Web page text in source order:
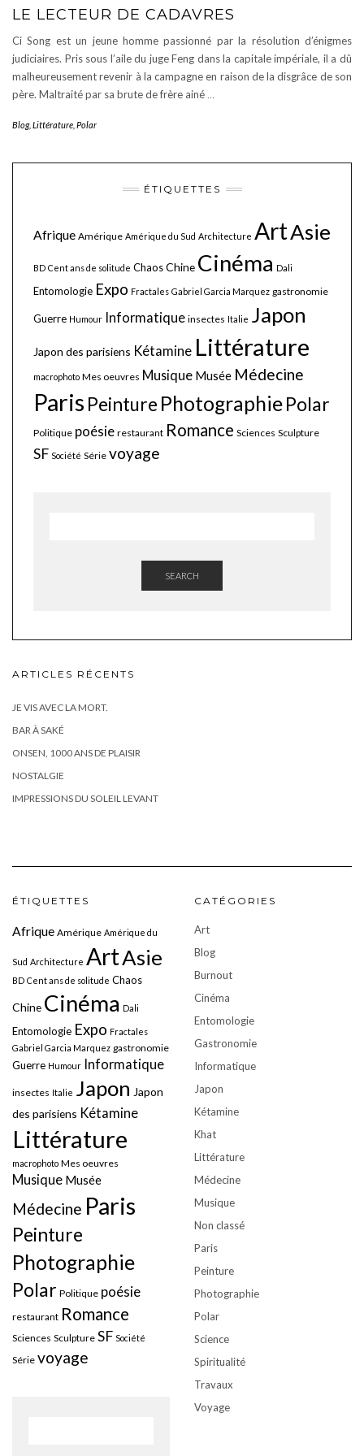
LE LECTEUR DE CADAVRES
Ci Song est un jeune homme passionné par la résolution d’énigmes
judiciaires. Pris sous l’aile du juge Feng dans la capitale impériale, il a dû
malheureusement revenir à la campagne en raison de la disgrâce de son
père. Maltraité par sa brute de frère ainé …
Blog, Littérature Polar
ÉTIQUETTES
Afrique Amérique Amérique du Sud Architecture ArtAsie
BD Cent ans de solitude ChaosChine Cinéma Dali
Entomologie Expo Fractales Gabriel Garcia Marquez gastronomie
Guerre Humour Informatique insectes Italie Japon
Japon des parisiens Kétamine Littérature
macrophoto Mes oeuvres Musique Musée Médecine
Paris Peinture PhotographiePolar
Politique poésie restaurant Romance Sciences Sculpture
SF Société Série voyage
SEARCH
ARTICLES RÉCENTS
JE VIS AVEC LA MORT.
BAR À SAKÉ
ONSEN, 1000 ANS DE PLAISIR
NOSTALGIE
IMPRESSIONS DU SOLEIL LEVANT
ÉTIQUETTES
Afrique Amérique Amérique du
Sud Architecture ArtAsie
BD Cent ans de solitude Chaos
Chine Cinéma Dali
Entomologie Expo Fractales
Gabriel Garcia Marquez gastronomie
Guerre Humour Informatique
insectes Italie Japon Japon
des parisiens Kétamine
Littérature
macrophoto Mes oeuvres
Musique Musée
Médecine Paris
Peinture
Photographie
Polar Politique poésie
restaurant Romance
Sciences Sculpture SF Société
Série voyage
CATÉGORIES
Art
Blog
Burnout
Cinéma
Entomologie
Gastronomie
Informatique
Japon
Kétamine
Khat
Littérature
Médecine
Musique
Non classé
Paris
Peinture
Photographie
Polar
Science
Spiritualité
Travaux
Voyage